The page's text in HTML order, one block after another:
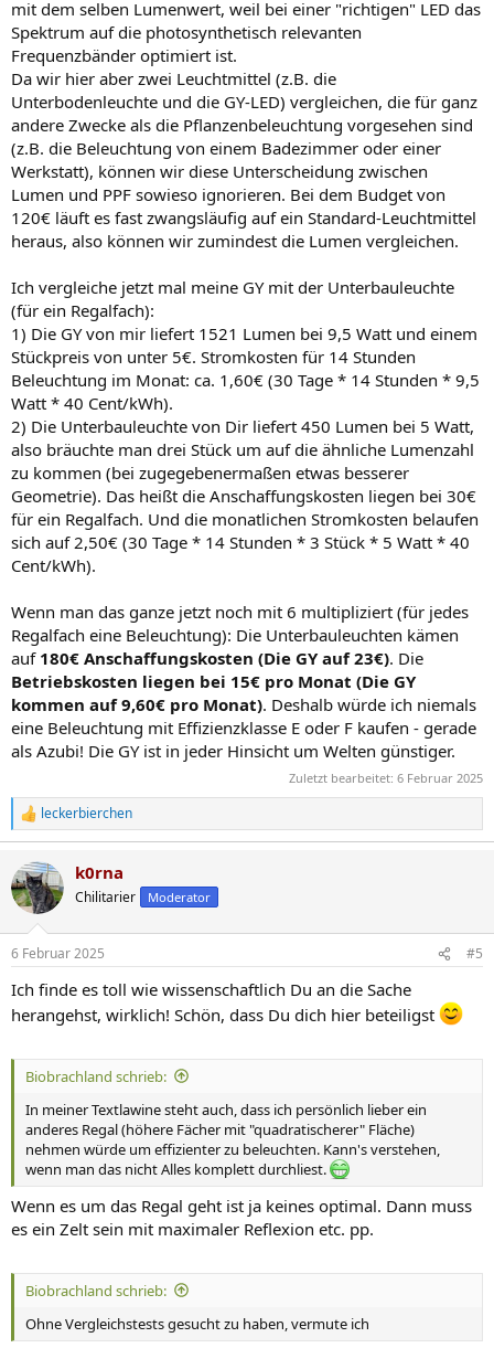
mit dem selben Lumenwert, weil bei einer "richtigen" LED das
Spektrum auf die photosynthetisch relevanten
Frequenzbänder optimiert ist.
Da wir hier aber zwei Leuchtmittel (z.B. die
Unterbodenleuchte und die GY-LED) vergleichen, die für ganz
andere Zwecke als die Pflanzenbeleuchtung vorgesehen sind
(z.B. die Beleuchtung von einem Badezimmer oder einer
Werkstatt), können wir diese Unterscheidung zwischen
Lumen und PPF sowieso ignorieren. Bei dem Budget von
120€ läuft es fast zwangsläufig auf ein Standard-Leuchtmittel
heraus, also können wir zumindest die Lumen vergleichen.
Ich vergleiche jetzt mal meine GY mit der Unterbauleuchte
(für ein Regalfach):
1) Die GY von mir liefert 1521 Lumen bei 9,5 Watt und einem
Stückpreis von unter 5€. Stromkosten für 14 Stunden
Beleuchtung im Monat: ca. 1,60€ (30 Tage * 14 Stunden * 9,5
Watt * 40 Cent/kWh).
2) Die Unterbauleuchte von Dir liefert 450 Lumen bei 5 Watt,
also bräuchte man drei Stück um auf die ähnliche Lumenzahl
zu kommen (bei zugegebenermaßen etwas besserer
Geometrie). Das heißt die Anschaffungskosten liegen bei 30€
für ein Regalfach. Und die monatlichen Stromkosten belaufen
sich auf 2,50€ (30 Tage * 14 Stunden * 3 Stück * 5 Watt * 40
Cent/kWh).
Wenn man das ganze jetzt noch mit 6 multipliziert (für jedes
Regalfach eine Beleuchtung): Die Unterbauleuchten kämen
auf 180€ Anschaffungskosten (Die GY auf 23€). Die
Betriebskosten liegen bei 15€ pro Monat (Die GY
kommen auf 9,60€ pro Monat). Deshalb würde ich niemals
eine Beleuchtung mit Effizienzklasse E oder F kaufen - gerade
als Azubi! Die GY ist in jeder Hinsicht um Welten günstiger.
Zuletzt bearbeitet: 6 Februar 2025
R
e
k
t
i
e
:
leckerbierchen
k0rna
Chilitarier Moderator
6 Februar 2025 #5
Ich finde es toll wie wissenschaftlich Du an die Sache
herangehst, wirklich! Schön, dass Du dich hier beteiligst
Biobrachland schrieb:
In meiner Textlawine steht auch, dass ich persönlich lieber ein
anderes Regal (höhere Fächer mit "quadratischerer" Fläche)
nehmen würde um effizienter zu beleuchten. Kann's verstehen,
wenn man das nicht Alles komplett durchliest.
Wenn es um das Regal geht ist ja keines optimal. Dann muss
es ein Zelt sein mit maximaler Reflexion etc. pp.
Biobrachland schrieb:
Ohne Vergleichstests gesucht zu haben, vermute ich